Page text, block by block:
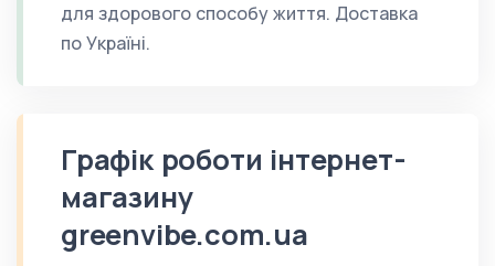
для здорового способу життя. Доставка
по Україні.
Графік роботи інтернет-
магазину
greenvibe.com.ua